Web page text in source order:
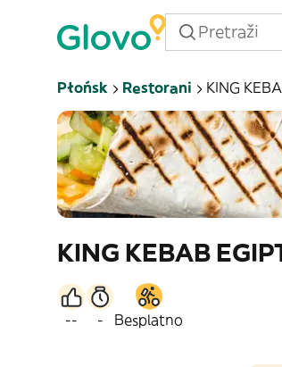
Płońsk Restorani KING
KING KEBAB
-- - Besplatno